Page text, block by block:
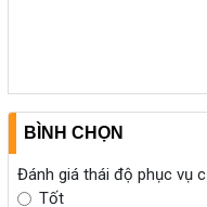
BÌNH CHỌN
Đánh giá thái độ phục vụ
Tốt